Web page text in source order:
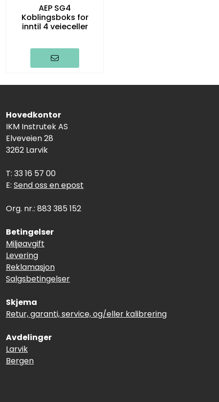
AEP SG4
Koblingsboks for
inntil 4 veieceller
Hovedkontor
IKM Instrutek AS
Elveveien 28
3262 Larvik
T: 33 16 57 00
E: Send oss en epost
Org. nr.: 883 385 152
Betingelser
Miljøavgift
Levering
Reklamasjon
Salgsbetingelser
Skjema
Retur, garanti, service, og/eller kalibrering
Avdelinger
Larvik
Bergen